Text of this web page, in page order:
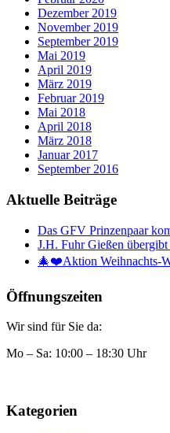
Dezember 2019
November 2019
September 2019
Mai 2019
April 2019
März 2019
Februar 2019
Mai 2018
April 2018
März 2018
Januar 2017
September 2016
Aktuelle Beiträge
Das GFV Prinzenpaar
J.H. Fuhr Gießen
🎄❤️Aktion Weihnachts-
Öffnungszeiten
Wir sind für Sie da:
Mo – Sa: 10:00 – 18:30 Uhr
Kategorien